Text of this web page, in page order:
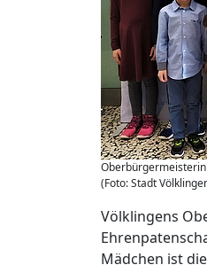
(Foto: Stadt
Völklingens
Mädchen ist